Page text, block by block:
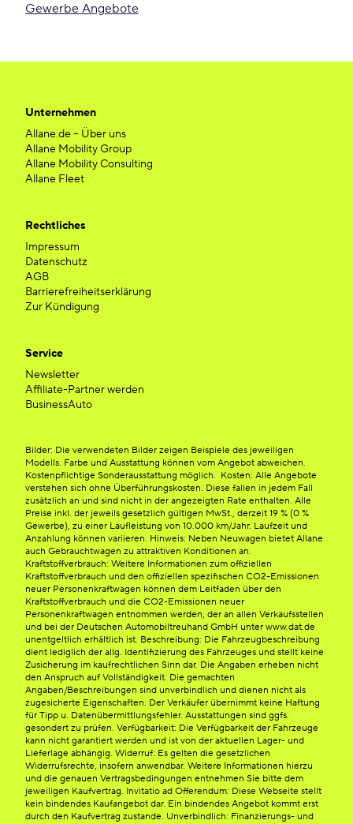
Gewerbe Angebote
Unternehmen
Allane.de – Über uns
Allane Mobility Group
Allane Mobility Consulting
Allane Fleet
Rechtliches
Impressum
Datenschutz
AGB
Barrierefreiheitserklärung
Zur Kündigung
Service
Newsletter
Affiliate-Partner werden
BusinessAuto
Bilder: Die verwendeten Bilder zeigen Beispiele des jeweiligen
Modells. Farbe und Ausstattung können vom Angebot abweichen.
Kostenpflichtige Sonderausstattung möglich. Kosten: Alle Angebote
verstehen sich ohne Überführungskosten. Diese fallen in jedem Fall
zusätzlich an und sind nicht in der angezeigten Rate enthalten. Alle
Preise inkl. der jeweils gesetzlich gültigen MwSt., derzeit 19 % (0 %
Gewerbe), zu einer Laufleistung von 10.000 km/Jahr. Laufzeit und
Anzahlung können variieren. Hinweis: Neben Neuwagen bietet Allane
auch Gebrauchtwagen zu attraktiven Konditionen an.
Kraftstoffverbrauch: Weitere Informationen zum offiziellen
Kraftstoffverbrauch und den offiziellen spezifischen CO2-Emissionen
neuer Personenkraftwagen können dem Leitfaden über den
Kraftstoffverbrauch und die CO2-Emissionen neuer
Personenkraftwagen entnommen werden, der an allen Verkaufsstellen
und bei der Deutschen Automobiltreuhand GmbH unter www.dat.de
unentgeltlich erhältlich ist. Beschreibung: Die Fahrzeugbeschreibung
dient lediglich der allg. Identifizierung des Fahrzeuges und stellt keine
Zusicherung im kaufrechtlichen Sinn dar. Die Angaben erheben nicht
den Anspruch auf Vollständigkeit. Die gemachten
Angaben/Beschreibungen sind unverbindlich und dienen nicht als
zugesicherte Eigenschaften. Der Verkäufer übernimmt keine Haftung
für Tipp u. Datenübermittlungsfehler. Ausstattungen sind ggfs.
gesondert zu prüfen. Verfügbarkeit: Die Verfügbarkeit der Fahrzeuge
kann nicht garantiert werden und ist von der aktuellen Lager- und
Lieferlage abhängig. Widerruf: Es gelten die gesetzlichen
Widerrufsrechte, insofern anwendbar. Weitere Informationen hierzu
und die genauen Vertragsbedingungen entnehmen Sie bitte dem
jeweiligen Kaufvertrag. Invitatio ad Offerendum: Diese Webseite stellt
kein bindendes Kaufangebot dar. Ein bindendes Angebot kommt erst
durch den Kaufvertrag zustande. Unverbindlich: Finanzierungs- und